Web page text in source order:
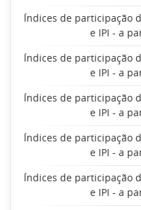
Índices de participação
e IPI - a
Índices de participação
e IPI - a
Índices de participação
e IPI - a
Índices de participação
e IPI - a
Índices de participação
e IPI - a